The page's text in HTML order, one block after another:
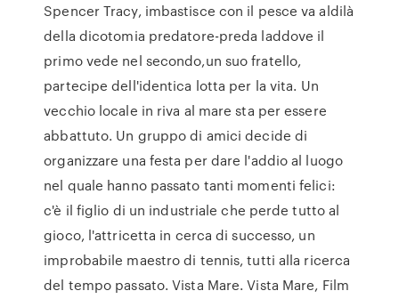
Spencer Tracy, imbastisce con il pesce va aldilà
della dicotomia predatore-preda laddove il
primo vede nel secondo,un suo fratello,
partecipe dell'identica lotta per la vita. Un
vecchio locale in riva al mare sta per essere
abbattuto. Un gruppo di amici decide di
organizzare una festa per dare l'addio al luogo
nel quale hanno passato tanti momenti felici:
c'è il figlio di un industriale che perde tutto al
gioco, l'attricetta in cerca di successo, un
improbabile maestro di tennis, tutti alla ricerca
del tempo passato. Vista Mare. Vista Mare, Film